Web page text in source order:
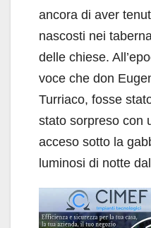
ancora di aver
nascosti nei
delle chiese.
voce che don
Turriaco, fosse
stato sorpreso con
acceso sotto la
luminosi di notte